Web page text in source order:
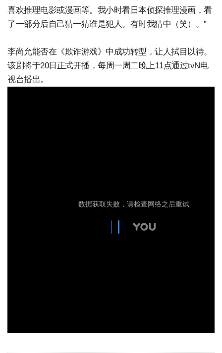
喜欢推理电影或漫画等。我小时看日本侦探推理漫画，看
了一部分后自己猜一猜谁是犯人。有时我猜中（笑）。”
李尚允能否在《欺诈游戏》中成功转型，让人拭目以待。
该剧将于20日正式开播，每周一周二晚上11点通过tvN电
视台播出。